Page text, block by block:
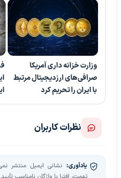
وزارت خزانه داری آمریکا
صرافی‌های ارزدیجیتال مرتبط
با ایران را تحریم کرد
نظرات کاربران
یادآوری: نشانی ایمیل منتشر